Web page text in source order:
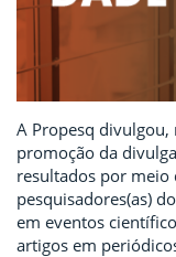
A Propesq divulgou,
promoção da
resultados por meio
pesquisadores(as)
em eventos
artigos em